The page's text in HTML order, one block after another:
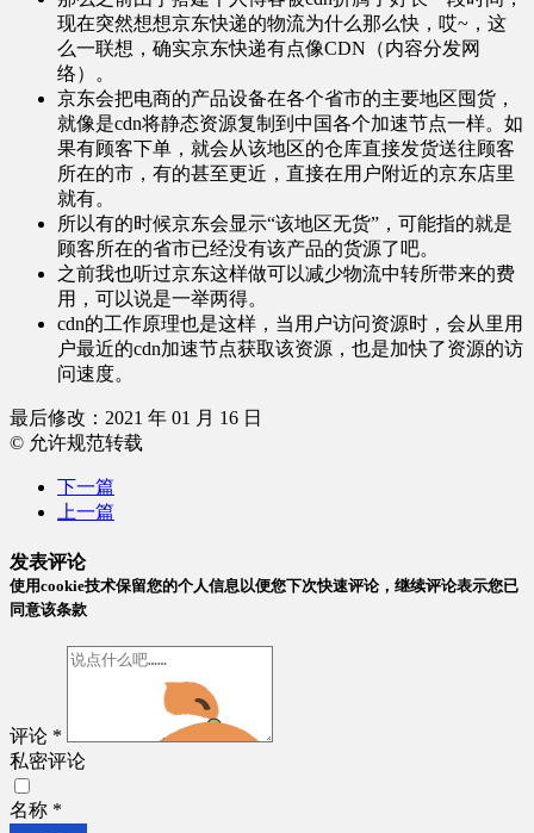
现在突然想想京东快递的物流为什么那么快，哎~，这
么一联想，确实京东快递有点像CDN（内容分发网
络）。
京东会把电商的产品设备在各个省市的主要地区囤货，
就像是cdn将静态资源复制到中国各个加速节点一样。如
果有顾客下单，就会从该地区的仓库直接发货送往顾客
所在的市，有的甚至更近，直接在用户附近的京东店里
就有。
所以有的时候京东会显示“该地区无货”，可能指的就是
顾客所在的省市已经没有该产品的货源了吧。
之前我也听过京东这样做可以减少物流中转所带来的费
用，可以说是一举两得。
cdn的工作原理也是这样，当用户访问资源时，会从里用
户最近的cdn加速节点获取该资源，也是加快了资源的访
问速度。
最后修改：2021 年 01 月 16 日
© 允许规范转载
下一篇
上一篇
发表评论
使用cookie技术保留您的个人信息以便您下次快速评论，继续评论表示您已
同意该条款
评论 *
私密评论
名称 *